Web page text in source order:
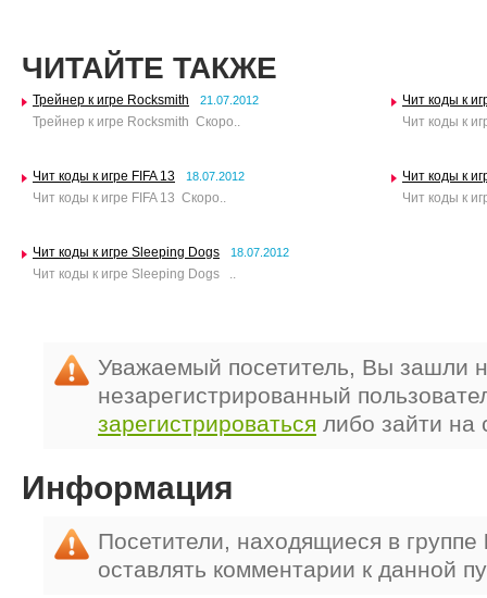
ЧИТАЙТЕ ТАКЖЕ
Трейнер к игре Rocksmith 21.07.2012
Трейнер к игре Rocksmith Скоро..
Чит коды к
Чит коды к
Чит коды к игре FIFA 13 18.07.2012
Чит коды к игре FIFA 13 Скоро..
Чит коды к
Чит коды к
Чит коды к игре Sleeping Dogs 18.07.2012
Чит коды к игре Sleeping Dogs ..
Уважаемый посетитель, Вы зашли
незарегистрированный
зарегистрироваться либо зайти на
Информация
Посетители, находящиеся в группе
оставлять комментарии к данной